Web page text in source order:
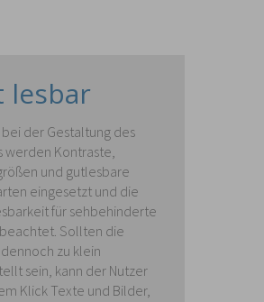
lesbar
der Gestaltung des
werden Kontraste,
und gutlesbare
eingesetzt und die
für sehbehinderte
Sollten die
zu klein
sein, kann der Nutzer
Klick Texte und Bilder,